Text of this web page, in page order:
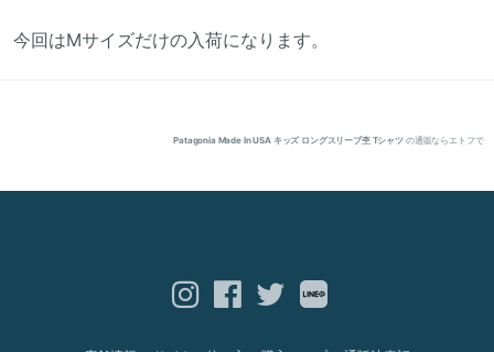
今回はMサイズだけの入荷になります。
Patagonia Made In USA キッズ ロングスリーブ杢 Tシャツ の通販ならエトフで